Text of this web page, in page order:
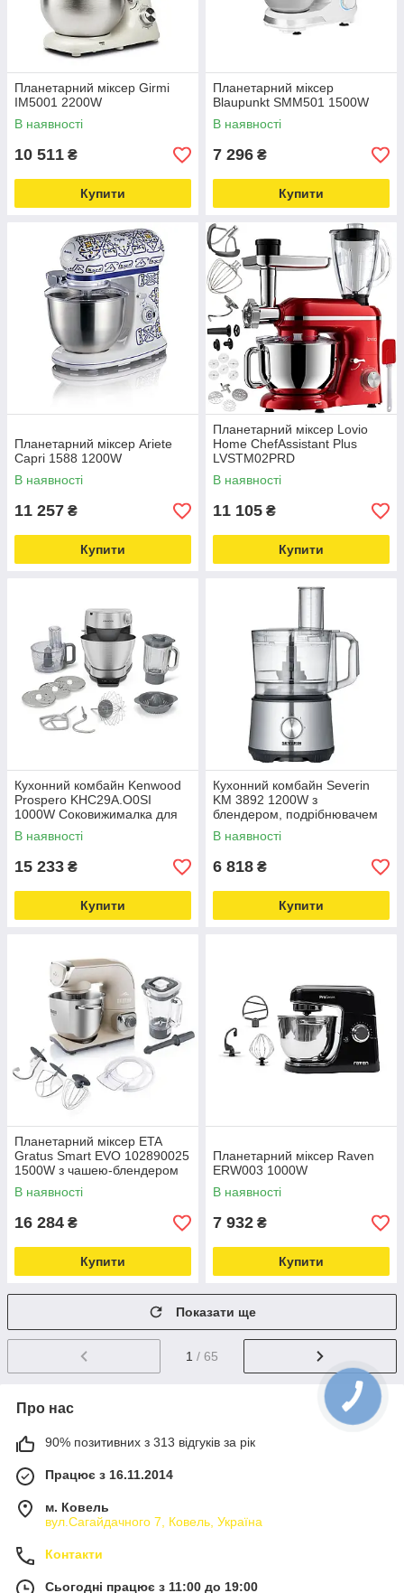
Планетарний міксер Girmi
IM5001 2200W
В наявності
10 511 ₴
Купити
Планетарний міксер
Blaupunkt SMM501 1500W
В наявності
7 296 ₴
Купити
Планетарний міксер Ariete
Capri 1588 1200W
В наявності
11 257 ₴
Купити
Планетарний міксер Lovio
Home ChefAssistant Plus
LVSTM02PRD
В наявності
11 105 ₴
Купити
Кухонний комбайн Kenwood
Prospero KHC29A.O0SI
1000W Соковижималка для
цитрусових Подрібнювач
Блендер
В наявності
15 233 ₴
Купити
Кухонний комбайн Severin
KM 3892 1200W з
блендером, подрібнювачем
та млинком
В наявності
6 818 ₴
Купити
Планетарний міксер ETA
Gratus Smart EVO 102890025
1500W з чашею-блендером
В наявності
16 284 ₴
Купити
Планетарний міксер Raven
ERW003 1000W
В наявності
7 932 ₴
Купити
Показати ще
1 / 65
Про нас
90% позитивних з 313 відгуків за рік
Працює з 16.11.2014
м. Ковель
вул.Сагайдачного 7, Ковель, Україна
Контакти
Сьогодні працює з 11:00 до 19:00